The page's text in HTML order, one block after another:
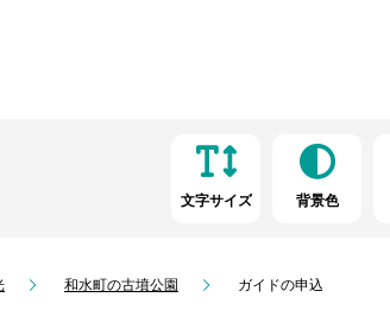
文字サイズ 背景色
和水町の古墳公園 ガイドの申込